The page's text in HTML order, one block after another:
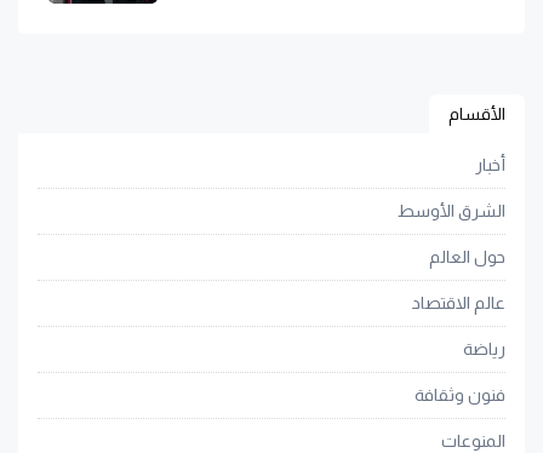
الأقسام
أخبار
الشرق الأوسط
حول العالم
عالم الاقتصاد
رياضة
فنون وثقافة
المنوعات